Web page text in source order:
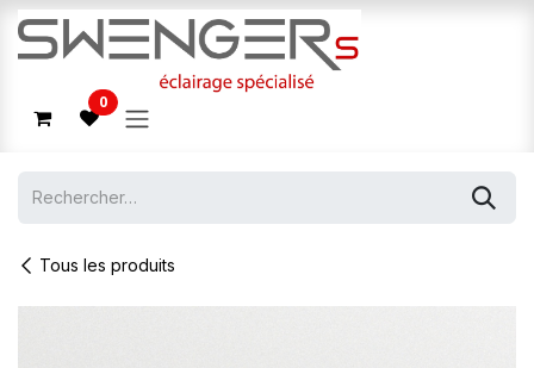
Se rendre au contenu
0
Tous les produits